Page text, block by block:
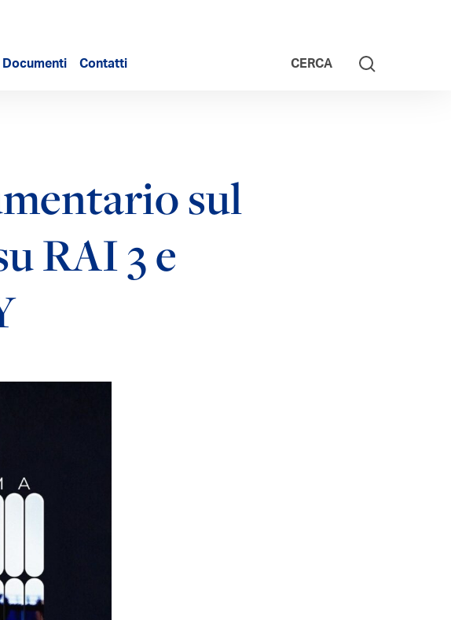
Documenti Contatti CERCA
sul
RAI 3 e